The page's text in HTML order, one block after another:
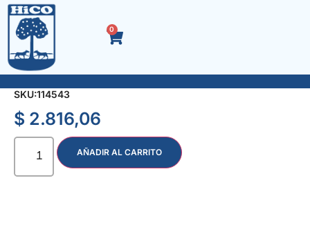
0
PUNTAS MONTADAS x 5 Pzas. 1/8″ 7129
SKU:114543
$ 2.816,06
AÑADIR AL CARRITO